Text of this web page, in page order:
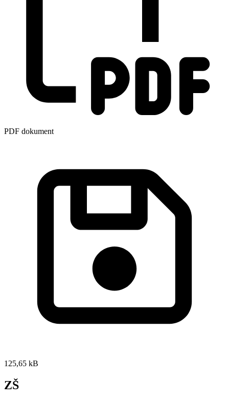
PDF dokument
125,65 kB
ZŠ